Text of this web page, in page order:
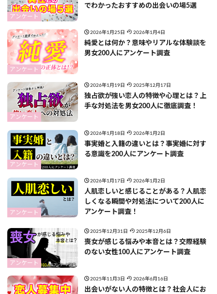
アンケート
でわかったおすすめの出会いの場5選
アンケート
2026年1月25日 2026年1月4日
純愛とは何か？意味やリアルな体験談を
男女200人にアンケート調査
アンケート
2026年1月19日 2025年12月17日
独占欲が強い恋人の特徴や心理とは？上
手な対処法を男女200人に徹底調査！
アンケート
2026年1月18日 2026年1月2日
事実婚と入籍の違いとは？事実婚に対す
る意識を200人にアンケート調査
アンケート
2026年1月17日 2026年1月2日
人肌恋しいと感じることがある？人肌恋
しくなる瞬間や対処法について200人に
アンケート調査！
アンケート
2025年12月31日 2025年12月6日
喪女が感じる悩みや本音とは？交際経験
のない女性100人にアンケート調査
2025年11月3日 2026年6月16日
出会いがない人の特徴とは？社会人にお